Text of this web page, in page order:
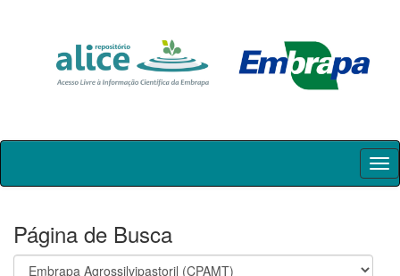
Skip
Página de Busca